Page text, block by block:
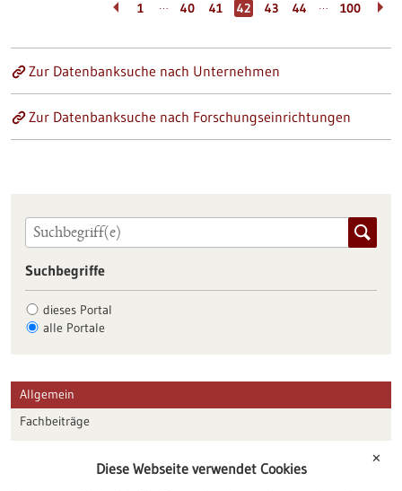
1 … 40 41 42 43 44 … 100
Zur Datenbanksuche nach Unternehmen
Zur Datenbanksuche nach Forschungseinrichtungen
Suchbegriffe
dieses Portal
alle Portale
Allgemein
Fachbeiträge
Veranstaltungen
✕
Diese Webseite verwendet Cookies